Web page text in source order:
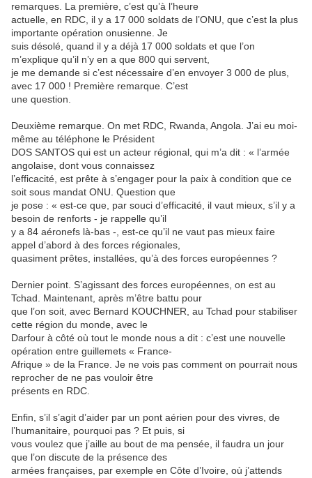
remarques. La première, c’est qu’à l’heure
actuelle, en RDC, il y a 17 000 soldats de l’ONU, que c’est la plus
importante opération onusienne. Je
suis désolé, quand il y a déjà 17 000 soldats et que l’on
m’explique qu’il n’y en a que 800 qui servent,
je me demande si c’est nécessaire d’en envoyer 3 000 de plus,
avec 17 000 ! Première remarque. C’est
une question.
Deuxième remarque. On met RDC, Rwanda, Angola. J’ai eu moi-
même au téléphone le Président
DOS SANTOS qui est un acteur régional, qui m’a dit : « l’armée
angolaise, dont vous connaissez
l’efficacité, est prête à s’engager pour la paix à condition que ce
soit sous mandat ONU. Question que
je pose : « est-ce que, par souci d’efficacité, il vaut mieux, s’il y a
besoin de renforts - je rappelle qu’il
y a 84 aéronefs là-bas -, est-ce qu’il ne vaut pas mieux faire
appel d’abord à des forces régionales,
quasiment prêtes, installées, qu’à des forces européennes ?
Dernier point. S’agissant des forces européennes, on est au
Tchad. Maintenant, après m’être battu pour
que l’on soit, avec Bernard KOUCHNER, au Tchad pour stabiliser
cette région du monde, avec le
Darfour à côté où tout le monde nous a dit : c’est une nouvelle
opération entre guillemets « France-
Afrique » de la France. Je ne vois pas comment on pourrait nous
reprocher de ne pas vouloir être
présents en RDC.
Enfin, s’il s’agit d’aider par un pont aérien pour des vivres, de
l’humanitaire, pourquoi pas ? Et puis, si
vous voulez que j’aille au bout de ma pensée, il faudra un jour
que l’on discute de la présence des
armées françaises, par exemple en Côte d’Ivoire, où j’attends